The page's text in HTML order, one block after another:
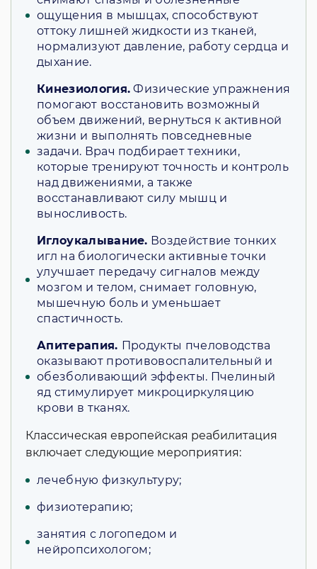
ощущения в мышцах, способствуют
оттоку лишней жидкости из тканей,
нормализуют давление, работу сердца и
дыхание.
Кинезиология. Физические упражнения
помогают восстановить возможный
объем движений, вернуться к активной
жизни и выполнять повседневные
задачи. Врач подбирает техники,
которые тренируют точность и контроль
над движениями, а также
восстанавливают силу мышц и
выносливость.
Иглоукалывание. Воздействие тонких
игл на биологически активные точки
улучшает передачу сигналов между
мозгом и телом, снимает головную,
мышечную боль и уменьшает
спастичность.
Апитерапия. Продукты пчеловодства
оказывают противовоспалительный и
обезболивающий эффекты. Пчелиный
яд стимулирует микроциркуляцию
крови в тканях.
Классическая европейская реабилитация
включает следующие мероприятия:
лечебную физкультуру;
физиотерапию;
занятия с логопедом и
нейропсихологом;